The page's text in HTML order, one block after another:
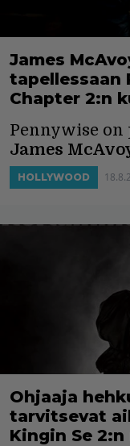
James
tapellessaan
Chapter 2:n
Pennywise on
James
HOLLYWOOD
Ohjaaja
tarvitsevat
Kingin Se